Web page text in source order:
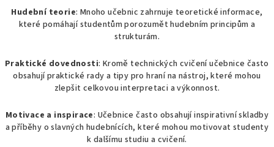
Hudební teorie: Mnoho učebnic zahrnuje teoretické informace,
které pomáhají studentům porozumět hudebním principům a
strukturám.
Praktické dovednosti: Kromě technických cvičení učebnice často
obsahují praktické rady a tipy pro hraní na nástroj, které mohou
zlepšit celkovou interpretaci a výkonnost.
Motivace a inspirace: Učebnice často obsahují inspirativní skladby
a příběhy o slavných hudebnících, které mohou motivovat studenty
k dalšímu studiu a cvičení.